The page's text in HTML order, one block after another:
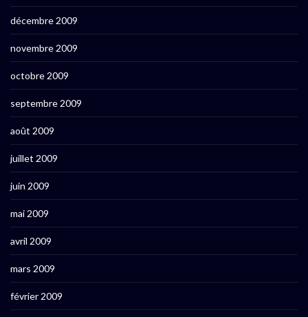
décembre 2009
novembre 2009
octobre 2009
septembre 2009
août 2009
juillet 2009
juin 2009
mai 2009
avril 2009
mars 2009
février 2009